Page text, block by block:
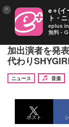
『サマソニ』
加出演者を発
代わり
ニュース
音楽
ポスト
× e＋(イ
ト・
eplus
無料 -